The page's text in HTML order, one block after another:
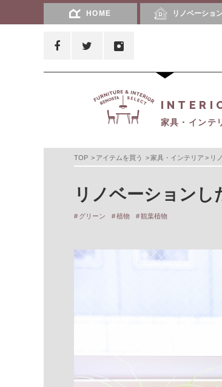
HOME リノベーショ
家具・インテ
TOP アイテムを買う 家具・インテリア リ
リノベーションし
グリーン 植物 観葉植物